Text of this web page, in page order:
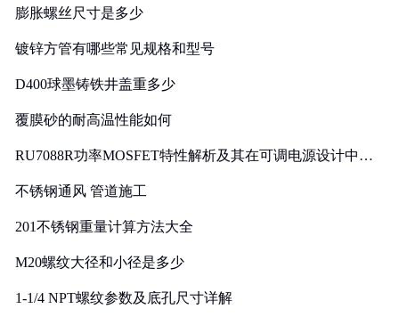
膨胀螺丝尺寸是多少
镀锌方管有哪些常见规格和型号
D400球墨铸铁井盖重多少
覆膜砂的耐高温性能如何
RU7088R功率MOSFET特性解析及其在可调电源设计中的
不锈钢通风 管道施工
201不锈钢重量计算方法大全
M20螺纹大径和小径是多少
1-1/4 NPT螺纹参数及底孔尺寸详解